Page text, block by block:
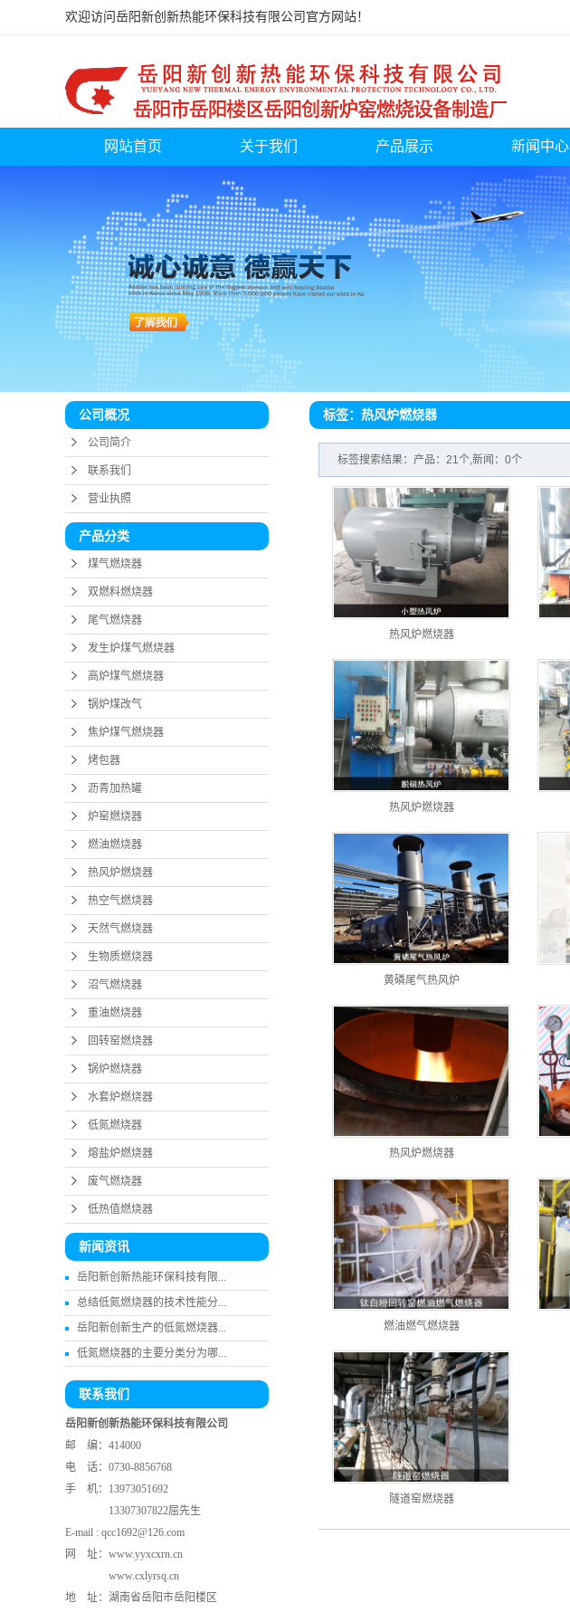
欢迎访问岳阳新创新热能环保科技有限公司官方网站！
网站首页 关于我们
联系我们
营业执照
产品展示
双燃料燃烧器
尾气燃烧器
发生炉煤气燃烧器
高炉煤气燃烧器
焦炉煤气燃烧器
烤包器
沥青加热罐
炉窑燃烧器
燃油燃烧器
热风炉燃烧器
热空气燃烧器
天然气燃烧器
生物质燃烧器
沼气燃烧器
重油燃烧器
回转窑燃烧器
锅炉燃烧器
水套炉燃烧器
低氮燃烧器
熔盐炉燃烧器
废气燃烧器
低热值燃烧器
新闻中心
公司新闻
行业新闻
产品知识
公司概况
公司简介
联系我们
营业执照
产品分类
煤气燃烧器
双燃料燃烧器
尾气燃烧器
发生炉煤气燃烧器
高炉煤气燃烧器
锅炉煤改气
焦炉煤气燃烧器
烤包器
沥青加热罐
炉窑燃烧器
燃油燃烧器
热风炉燃烧器
热空气燃烧器
天然气燃烧器
生物质燃烧器
沼气燃烧器
重油燃烧器
回转窑燃烧器
锅炉燃烧器
水套炉燃烧器
低氮燃烧器
熔盐炉燃烧器
废气燃烧器
低热值燃烧器
新闻资讯
岳阳新创新热能环保科技有限...
总结低氮燃烧器的技术性能分...
岳阳新创新生产的低氮燃烧器...
低氮燃烧器的主要分类分为哪...
联系我们
岳阳新创新热能环保科技有限公司
邮 编：414000
电 话：0730-8856768
手 机：13973051692
13307307822屈先生
E-mail : qcc1692@126.com
网 址： www.yyxcxrn.cn
www.cxlyrsq.cn
地 址：湖南省岳阳市岳阳楼区
标签：热风炉燃烧器
标签搜索结果：产品：21个,新闻：0个
热风炉燃烧器
热风炉燃烧器
黄磷尾气热风炉
热风炉燃烧器
燃油燃气燃烧器
隧道窑燃烧器